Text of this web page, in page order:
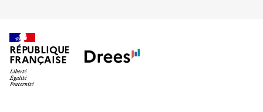
RÉPUBLIQUE
FRANÇAISE